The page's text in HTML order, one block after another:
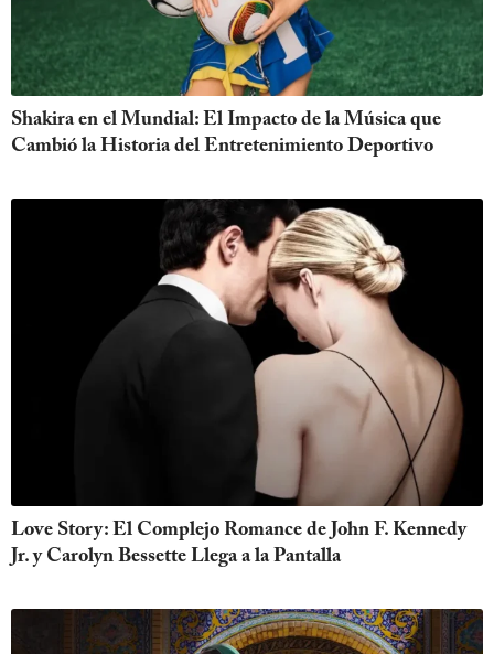
Shakira en el Mundial: El Impacto de la Música que
Cambió la Historia del Entretenimiento Deportivo
Love Story: El Complejo Romance de John F. Kennedy
Jr. y Carolyn Bessette Llega a la Pantalla